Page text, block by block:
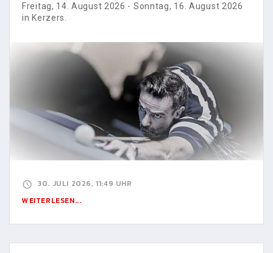
Freitag, 14. August 2026 - Sonntag, 16. August 2026
in Kerzers.
30. JULI 2026, 11:49 UHR
WEITERLESEN...